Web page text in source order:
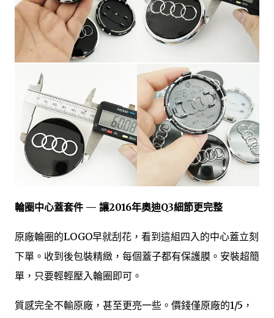
輪圈中心蓋套件 — 讓2016年奧迪Q3細節更完整
原廠輪圈的LOGO早就刮花，看到這組四入的中心蓋立刻
下單。收到後包裝精緻，每個蓋子都有保護膜。安裝超簡
單，只要輕輕壓入輪圈即可。
質感完全不輸原廠，甚至更亮一些。價錢僅原廠的1/5，